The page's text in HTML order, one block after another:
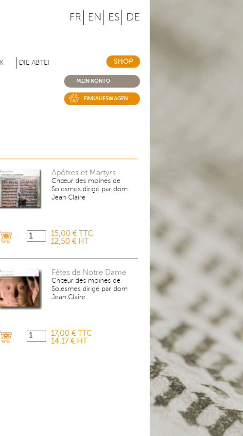
FR EN ES DE
DIE ABTEI SHOP
MEIN KONTO
EINKAUFSWAGEN
Apôtres et Martyrs
Chœur des moines de
Solesmes dirigé par dom
Jean Claire
15,00 € TTC
12,50 € HT
Fêtes de Notre Dame
Chœur des moines de
Solesmes dirigé par dom
Jean Claire
17,00 € TTC
14,17 € HT